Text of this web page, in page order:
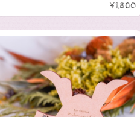
¥1,800